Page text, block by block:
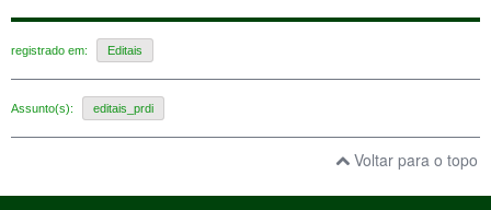
registrado em: Editais
Assunto(s): editais_prdi
Voltar para o topo